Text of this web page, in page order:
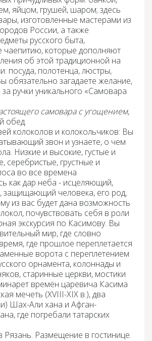
яйцом, грушей, шаром; здесь
изготовленные мастерами из
России, а также
русского быта,
чаепитию, которые дополняют
об этой традиционной на
посуда, полотенца, люстры,
обязательно загадаете желание,
ручки уникального «Самовара
самовара с угощением,
обед.
колоколов и колокольчиков: Вы
звон и узнаете, о чем
Низкие и высокие, густые и
серебристые, грустные и
во все времена
как дар неба - исцеляющий,
человека, его род,
из вас будет дана возможность
почувствовать себя в роли
экскурсия по Касимову. Вы
мир, где словно
где прошлое переплетается
ворота с переплетением
орнамента, колоннады и
старинные церкви, мостики
времён царевича Касима
мечеть (XVIII-XIX в.), два
Шах-Али хана и Афган-
где погребали татарских
Размещение в гостинице.